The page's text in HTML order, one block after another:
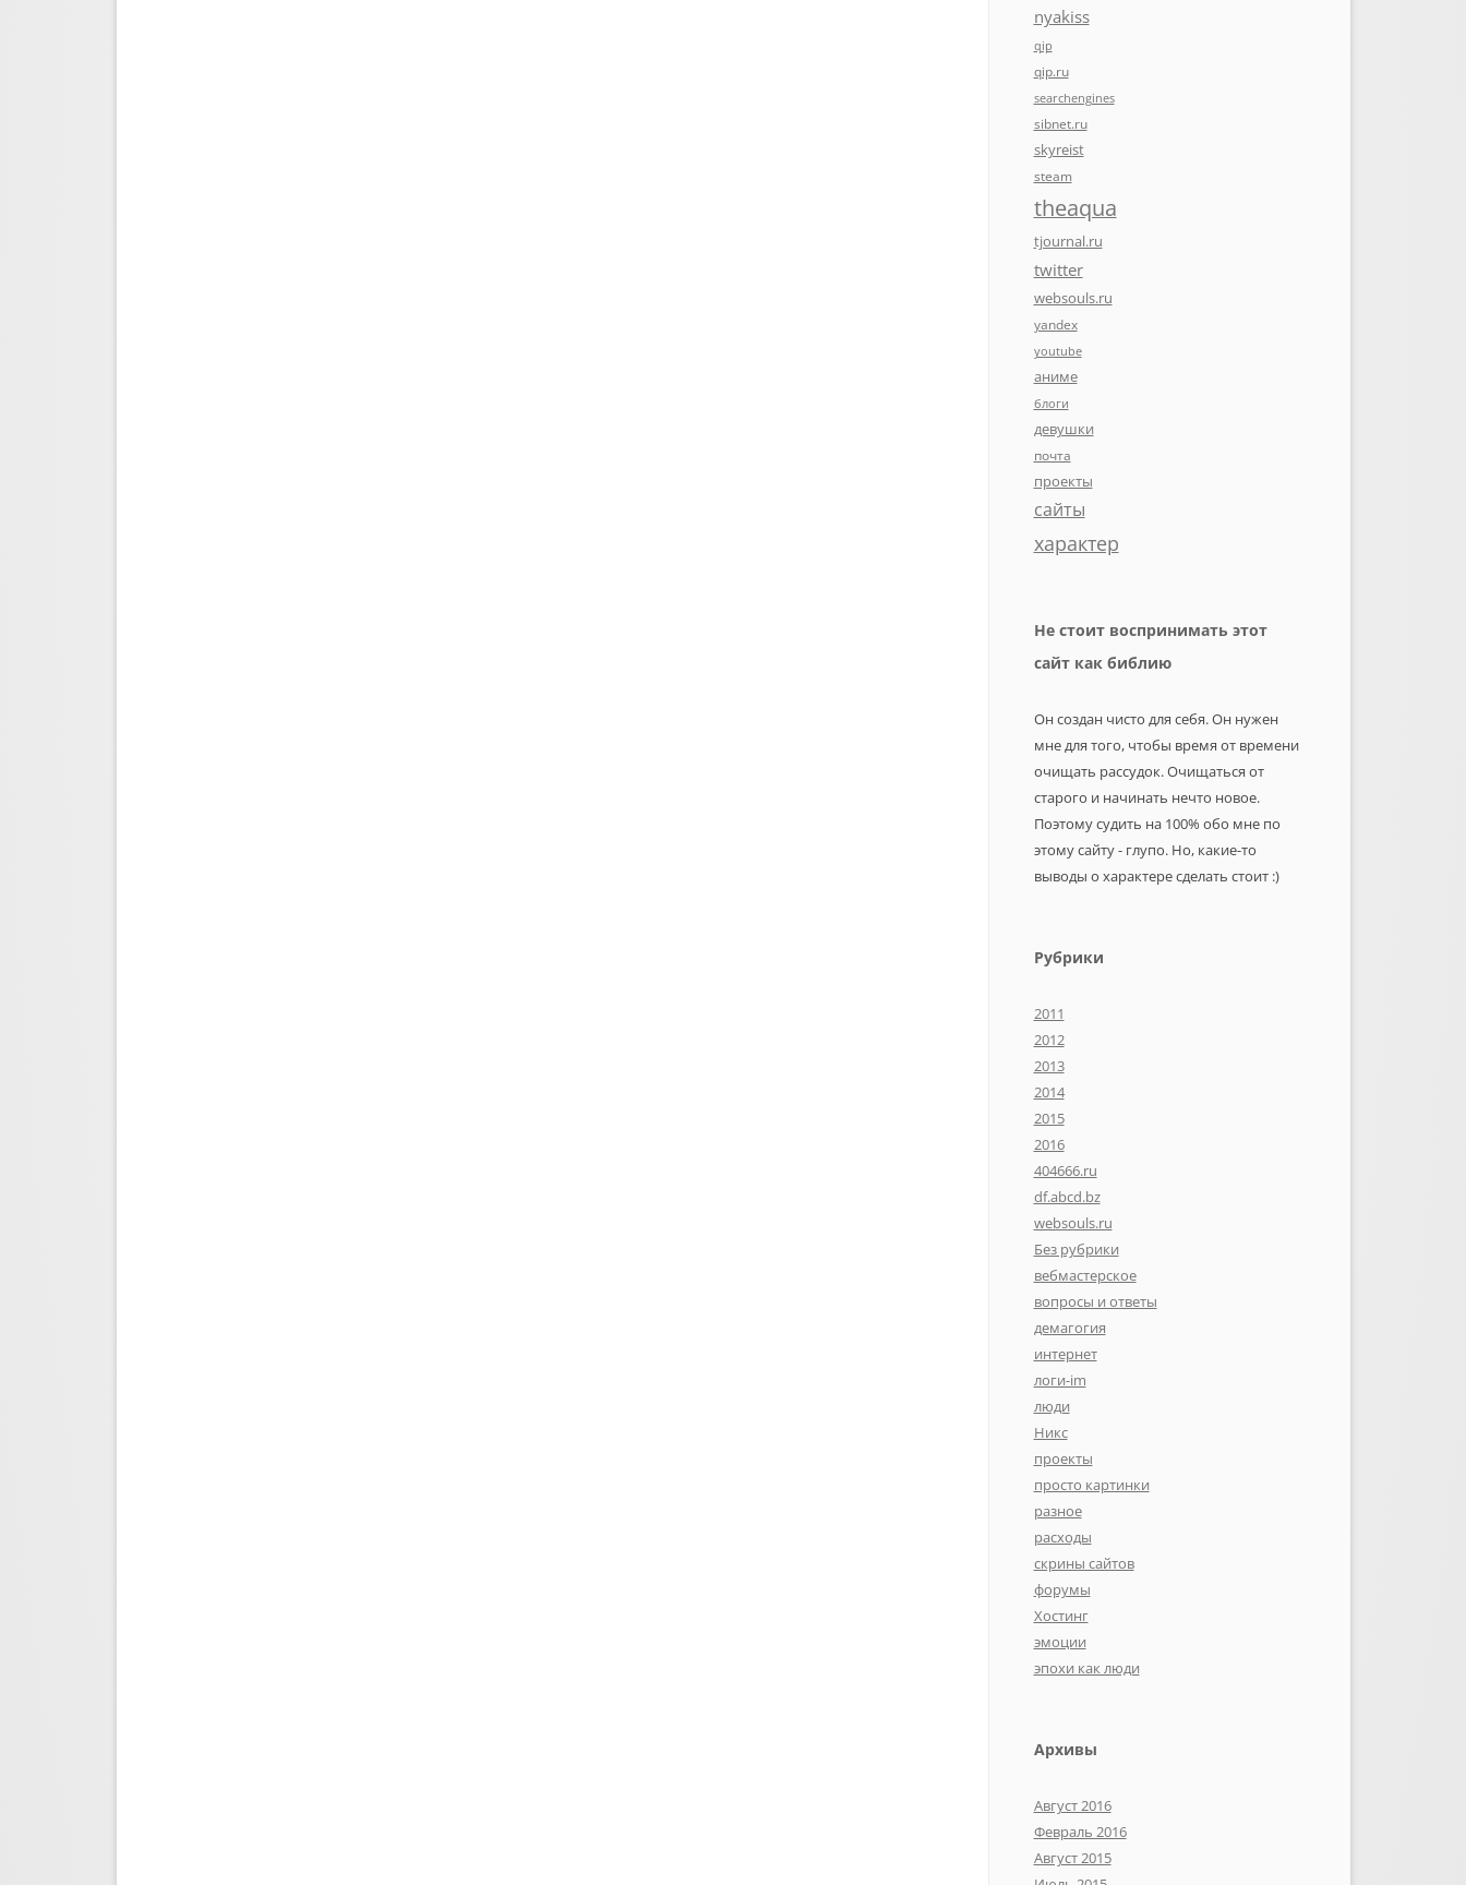
nyakiss
qip
qip.ru
searchengines
sibnet.ru
skyreist
steam
theaqua
tjournal.ru
twitter
websouls.ru
yandex
youtube
аниме
блоги
девушки
почта
проекты
сайты
характер
Не стоит воспринимать этот
сайт как библию
Он создан чисто для себя. Он нужен
мне для того, чтобы время от времени
очищать рассудок. Очищаться от
старого и начинать нечто новое.
Поэтому судить на 100% обо мне по
этому сайту - глупо. Но, какие-то
выводы о характере сделать стоит :)
Рубрики
2011
2012
2013
2014
2015
2016
404666.ru
df.abcd.bz
websouls.ru
Без рубрики
вебмастерское
вопросы и ответы
демагогия
интернет
логи-im
люди
Никс
проекты
просто картинки
разное
расходы
скрины сайтов
форумы
Хостинг
эмоции
эпохи как люди
Архивы
Август 2016
Февраль 2016
Август 2015